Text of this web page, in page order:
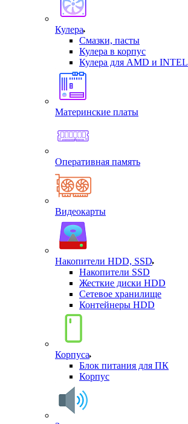
Кулера
Смазки, пасты
Кулера в корпус
Кулера для AMD и INTEL
Материнские платы
Оперативная память
Видеокарты
Накопители HDD, SSD
Накопители SSD
Жесткие диски HDD
Сетевое хранилище
Контейнеры HDD
Корпуса
Блок питания для ПК
Корпус